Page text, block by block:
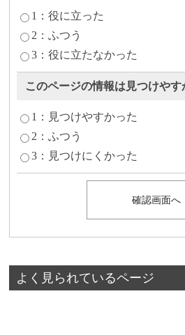
1：役に立った
2：ふつう
3：役に立たなかった
このページの情報は見つけやす
1：見つけやすかった
2：ふつう
3：見つけにくかった
よく見られているページ